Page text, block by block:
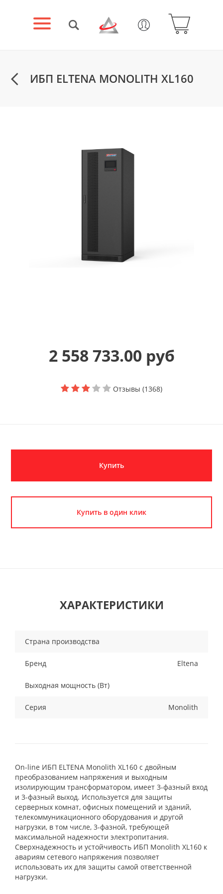
ИБП ELTENA MONOLITH XL160
2 558 733.00 руб
Отзывы (1368)
Купить
Купить в один клик
ХАРАКТЕРИСТИКИ
Страна производства
Бренд Eltena
Выходная мощность (Вт)
Серия Monolith
On-line ИБП ELTENA Monolith XL160 с двойным
преобразованием напряжения и выходным
изолирующим трансформатором, имеет 3-фазный вход
и 3-фазный выход. Используется для защиты
серверных комнат, офисных помещений и зданий,
телекоммуникационного оборудования и другой
нагрузки, в том числе, 3-фазной, требующей
максимальной надежности электропитания.
Сверхнадежность и устойчивость ИБП Monolith XL160 к
авариям сетевого напряжения позволяет
использовать их для защиты самой ответственной
нагрузки.